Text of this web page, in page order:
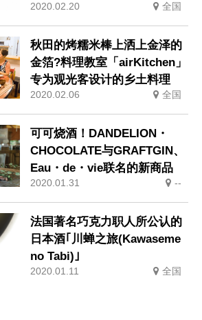
2020.02.20 全国
秋田的烤糯米棒上洒上金泽的
金箔?料理教室「airKitchen」
专为观光客设计的乡土料理
2020.02.06 全国
可可烧酒！DANDELION・
CHOCOLATE与GRAFTGIN、
Eau・de・vie联名的新商品
2020.01.31 --
法国著名巧克力职人所公认的
日本酒｢川蝉之旅(Kawaseme
no Tabi)｣
2020.01.11 全国